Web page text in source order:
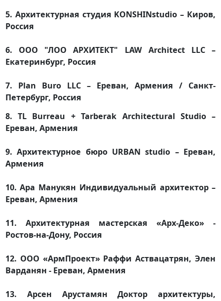
5. Архитектурная студия KONSHINstudio – Киров,
Россия
6. ООО "ЛОО АРХИТЕКТ" LAW Architect LLC –
Екатеринбург, Россия
7. Plan Buro LLC – Ереван, Армения / Санкт-
Петербург, Россия
8.TL Burreau + Tarberak Architectural Studio –
Ереван, Армения
9. Архитектурное бюро URBAN studio – Ереван,
Армения
10. Ара Манукян Индивидуальный архитектор –
Ереван, Армения
11. Архитектурная мастерская «Арх-Деко» -
Ростов-на-Дону, Россия
12. ООО «АрмПроект» Раффи Аствацатрян, Элен
Варданян - Ереван, Армения
13. Арсен Арустамян Доктор архитектуры,